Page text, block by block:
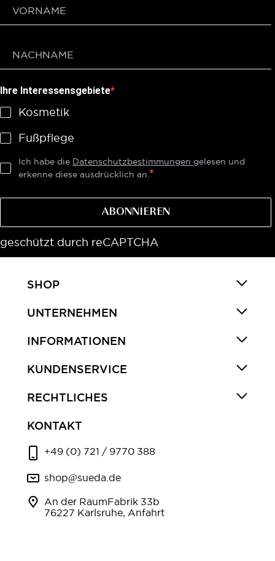
Ihre Interessensgebiete
Kosmetik
Fußpflege
Ich habe die Datenschutzbestimmungen gelesen und
erkenne diese ausdrücklich an.
ABONNIEREN
geschützt durch reCAPTCHA
SHOP
UNTERNEHMEN
INFORMATIONEN
KUNDENSERVICE
RECHTLICHES
KONTAKT
+49 (0) 721 / 9770 388
shop@sueda.de
An der RaumFabrik 33b
76227 Karlsruhe, Anfahrt